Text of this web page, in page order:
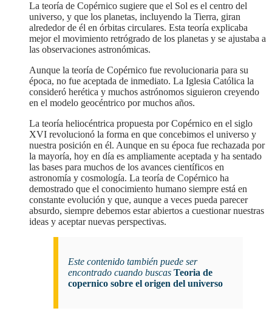
La teoría de Copérnico sugiere que el Sol es el centro del
universo, y que los planetas, incluyendo la Tierra, giran
alrededor de él en órbitas circulares. Esta teoría explicaba
mejor el movimiento retrógrado de los planetas y se ajustaba a
las observaciones astronómicas.
Aunque la teoría de Copérnico fue revolucionaria para su
época, no fue aceptada de inmediato. La Iglesia Católica la
consideró herética y muchos astrónomos siguieron creyendo
en el modelo geocéntrico por muchos años.
la teoría heliocéntrica propuesta por Copérnico en el siglo
XVI revolucionó la forma en que concebimos el universo y
nuestra posición en él. Aunque en su época fue rechazada por
la mayoría, hoy en día es ampliamente aceptada y ha sentado
las bases para muchos de los avances científicos en
astronomía y cosmología. La teoría de Copérnico ha
demostrado que el conocimiento humano siempre está en
constante evolución y que, aunque a veces pueda parecer
absurdo, siempre debemos estar abiertos a cuestionar nuestras
ideas y aceptar nuevas perspectivas.
Este contenido también puede ser
encontrado cuando buscas Teoria de
copernico sobre el origen del universo